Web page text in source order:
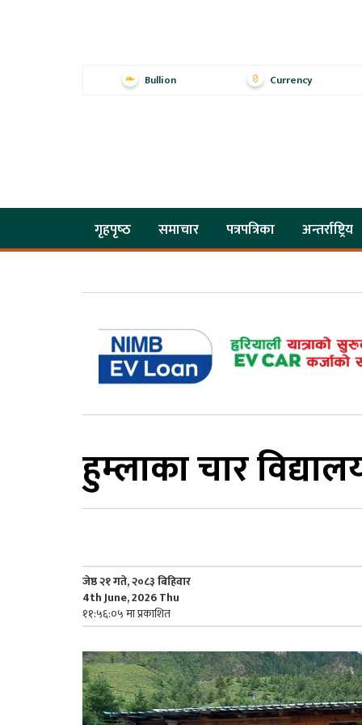
Bullion Currency
गृहपृष्‍ठ समाचार पत्रपत्रिका अन्तर्राष्ट्रिय
हुम्लाका चार
जेष्ठ २१ गते, २०८३ बिहिवार
4th June, 2026 Thu
११:५६:०५ मा प्रकाशित